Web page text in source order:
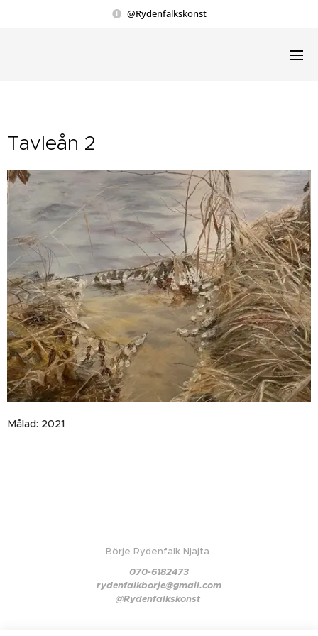
@Rydenfalkskonst
Tavleån 2
Målad: 2021
Börje Rydenfalk Njajta
070-6182473
rydenfalkborje@gmail.com
@Rydenfalkskonst